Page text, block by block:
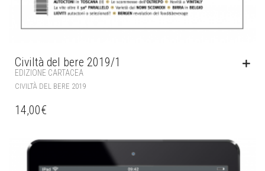
Civiltà del bere 2019/1
EDIZIONE CARTACEA
CIVILTÀ DEL BERE 2019
14,00€